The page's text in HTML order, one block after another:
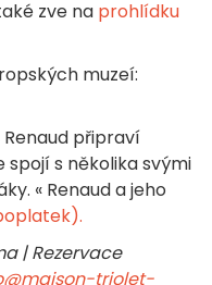
zve na prohlídku
muzeí:
připraví
s několika svými
« Renaud a jeho
| Rezervace
triolet-